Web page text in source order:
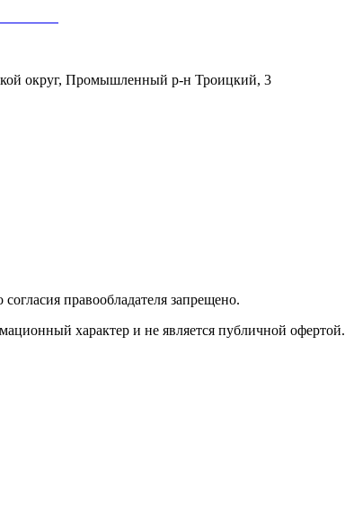
округ, Промышленный р-н Троицкий, 3
правообладателя запрещено.
характер и не является публичной офертой.